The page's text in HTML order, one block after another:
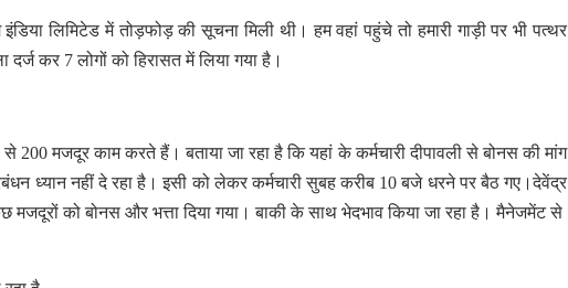
लिमिटेड में तोड़फोड़ की सूचना मिली थी। हम वहां पहुंचे तो हमारी गाड़ी पर भी पत्थर
कर 7 लोगों को हिरासत में लिया गया है।
200 मजदूर काम करते हैं। बताया जा रहा है कि यहां के कर्मचारी दीपावली से बोनस की मांग
ध्यान नहीं दे रहा है। इसी को लेकर कर्मचारी सुबह करीब 10 बजे धरने पर बैठ गए।देवेंद्र
मजदूरों को बोनस और भत्ता दिया गया। बाकी के साथ भेदभाव किया जा रहा है। मैनेजमेंट से